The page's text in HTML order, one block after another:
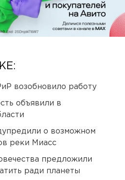
возобновило работу
объявили в
о возможном
реки Миасс
предложили
ради планеты